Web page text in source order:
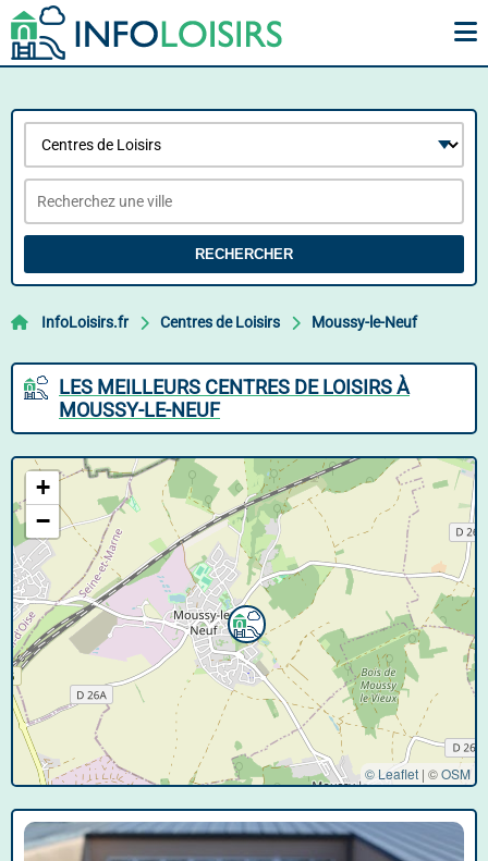
RECHERCHER
InfoLoisirs.fr Centres de Loisirs Moussy-le-Neuf
LES MEILLEURS CENTRES DE LOISIRS À
MOUSSY-LE-NEUF
+
−
© Leaflet | ©OSM